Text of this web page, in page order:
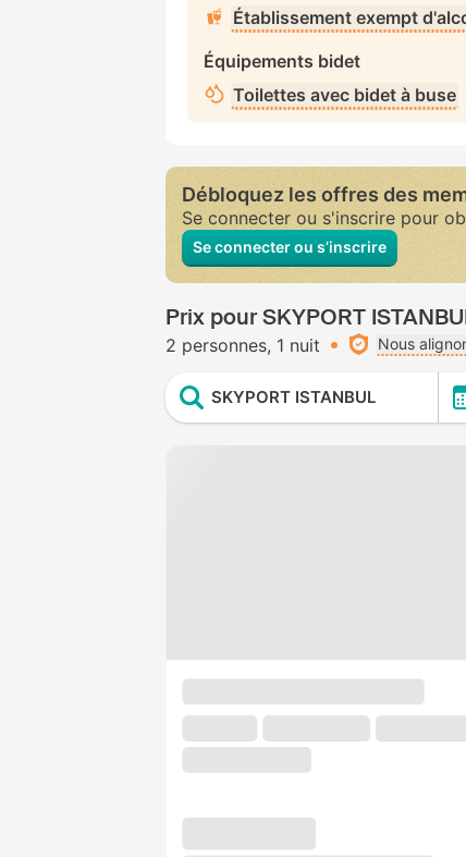
Établissement exempt
Équipements bidet
Toilettes avec bidet à buse
Débloquez les offres des
Se connecter ou s'inscrire pour
Se connecter ou s’inscrire
Prix pour SKYPORT
2 personnes 1 nuit Nous
SKYPORT ISTANBUL